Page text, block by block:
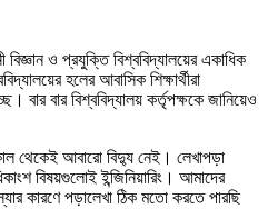
বিজ্ঞান ও প্রযুক্তি বিশ্ববিদ্যালয়ের একাধিক
হলের আবাসিক শিক্ষার্থীরা
বার বার বিশ্ববিদ্যালয় কর্তৃপক্ষকে জানিয়েও
থেকেই আবারো বিদ্যু নেই। লেখাপড়া
বিষয়গুলোই ইন্জিনিয়ারিং। আমাদের
কারণে পড়ালেখা ঠিক মতো করতে পারছি